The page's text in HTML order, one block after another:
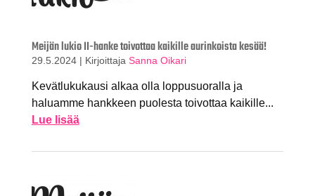
Meijän lukio II-hanke toivottaa kaikille aurinkoista kesää!
29.5.2024 | Kirjoittaja Sanna Oikari
Kevätlukukausi alkaa olla loppusuoralla ja
haluamme hankkeen puolesta toivottaa kaikille...
Lue lisää